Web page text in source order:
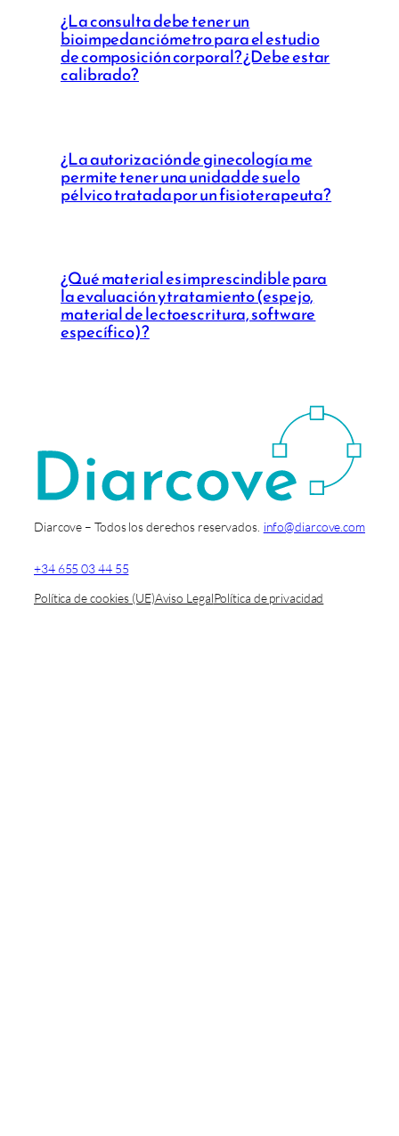
¿La consulta debe tener un
bioimpedanciómetro para el estudio
de composición corporal? ¿Debe estar
calibrado?
¿La autorización de ginecología me
permite tener una unidad de suelo
pélvico tratada por un fisioterapeuta?
¿Qué material es imprescindible para
la evaluación y tratamiento (espejo,
material de lectoescritura, software
específico)?
Diarcove – Todos los derechos reservados. info@diarcove.com
+34 655 03 44 55
Política de cookies (UE)Aviso LegalPolítica de privacidad